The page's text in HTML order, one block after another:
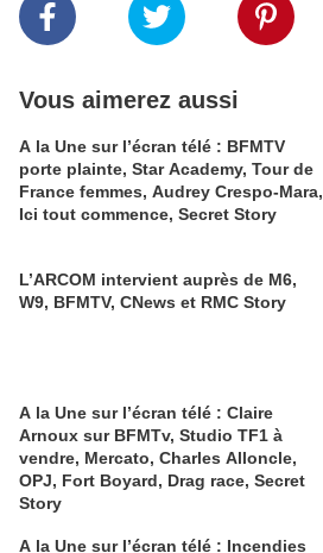
Vous aimerez aussi
A la Une sur l’écran télé : BFMTV
porte plainte, Star Academy, Tour de
France femmes, Audrey Crespo-Mara,
Ici tout commence, Secret Story
L’ARCOM intervient auprès de M6,
W9, BFMTV, CNews et RMC Story
A la Une sur l’écran télé : Claire
Arnoux sur BFMTv, Studio TF1 à
vendre, Mercato, Charles Alloncle,
OPJ, Fort Boyard, Drag race, Secret
Story
A la Une sur l’écran télé : Incendies